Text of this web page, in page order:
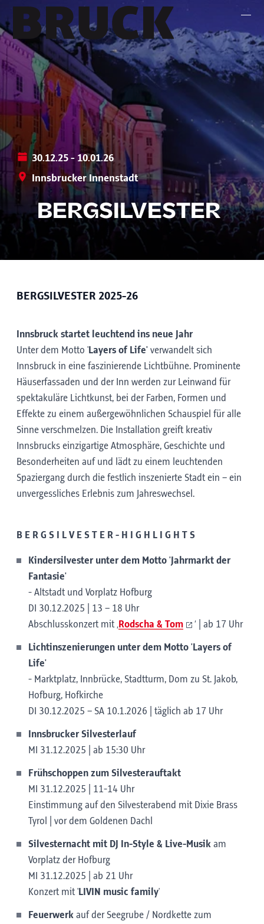
+43 (0) 512 / 56 15 00
office@innsbruckmarketing.at
Mo. – Fr.: 9:00 – 17:00 Uhr
30.12.25 - 10.01.26
Innsbrucker Innenstadt
BERGSILVESTER
BERGSILVESTER 2025-26
Innsbruck startet leuchtend ins neue Jahr
Unter dem Motto 'Layers of Life' verwandelt sich
Innsbruck in eine faszinierende Lichtbühne. Prominente
Häuserfassaden und der Inn werden zur Leinwand für
spektakuläre Lichtkunst, bei der Farben, Formen und
Effekte zu einem außergewöhnlichen Schauspiel für alle
Sinne verschmelzen. Die Installation greift kreativ
Innsbrucks einzigartige Atmosphäre, Geschichte und
Besonderheiten auf und lädt zu einem leuchtenden
Spaziergang durch die festlich inszenierte Stadt ein – ein
unvergessliches Erlebnis zum Jahreswechsel.
B E R G S I L V E S T E R - H I G H L I G H T S
Kindersilvester unter dem Motto 'Jahrmarkt der
Fantasie'
- Altstadt und Vorplatz Hofburg
DI 30.12.2025 | 13 – 18 Uhr
Abschlusskonzert mit ‚Rodscha & Tom ‘ | ab 17 Uhr
Lichtinszenierungen unter dem Motto 'Layers of
Life'
- Marktplatz, Innbrücke, Stadtturm, Dom zu St. Jakob,
Hofburg, Hofkirche
DI 30.12.2025 – SA 10.1.2026 | täglich ab 17 Uhr
Innsbrucker Silvesterlauf
MI 31.12.2025 | ab 15:30 Uhr
Frühschoppen zum Silvesterauftakt
MI 31.12.2025 | 11-14 Uhr
Einstimmung auf den Silvesterabend mit Dixie Brass
Tyrol | vor dem Goldenen Dachl
Silvesternacht mit DJ In-Style & Live-Musik am
Vorplatz der Hofburg
MI 31.12.2025 | ab 21 Uhr
Konzert mit 'LIVIN music family'
Feuerwerk auf der Seegrube / Nordkette zum